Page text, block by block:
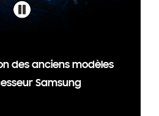
des anciens modèles
Samsung